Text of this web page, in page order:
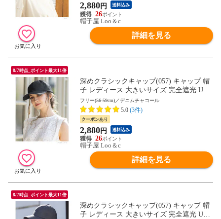
2,880円 送料込み
26
帽子屋 Loo＆c
詳細を見る
8/7時点_ポイント最大11倍
深めクラシックキャップ(057) キャップ 帽
子 レディース 大きいサイズ 完全遮光 UV
カット つば広 自転車 日よけ かぶーる日傘
母の日
フリー(56-59cm)／デニムチャコール
5.0 (3件)
クーポンあり
2,880円 送料込み
26
帽子屋 Loo＆c
詳細を見る
8/7時点_ポイント最大11倍
深めクラシックキャップ(057) キャップ 帽
子 レディース 大きいサイズ 完全遮光 UV